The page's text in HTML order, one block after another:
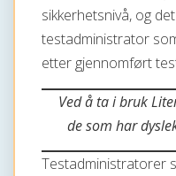
sikkerhetsnivå, og
testadministrator
etter gjennomført
Ved å ta i bruk
de som har
Testadministratorer